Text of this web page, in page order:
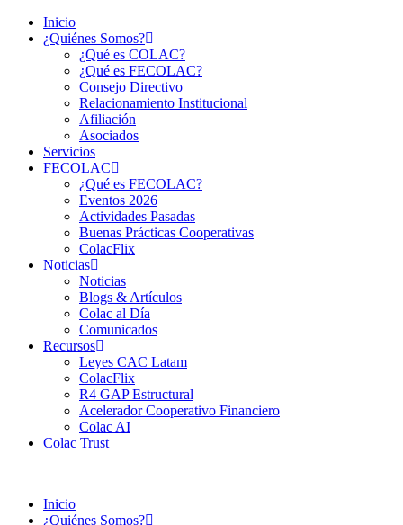
Inicio
¿Quiénes Somos?
¿Qué es COLAC?
¿Qué es FECOLAC?
Consejo Directivo
Relacionamiento Institucional
Afiliación
Asociados
Servicios
FECOLAC
¿Qué es FECOLAC?
Eventos 2026
Actividades Pasadas
Buenas Prácticas Cooperativas
ColacFlix
Noticias
Noticias
Blogs & Artículos
Colac al Día
Comunicados
Recursos
Leyes CAC Latam
ColacFlix
R4 GAP Estructural
Acelerador Cooperativo Financiero
Colac AI
Colac Trust
Inicio
¿Quiénes Somos?